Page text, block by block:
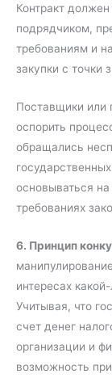
Контракт
подрядчиком,
требованиям и
закупки с точки
Поставщики или
оспорить
обращались
основываться
требованиях
6. Принцип
интересах
Учитывая, что
счет денег
организации и
возможность